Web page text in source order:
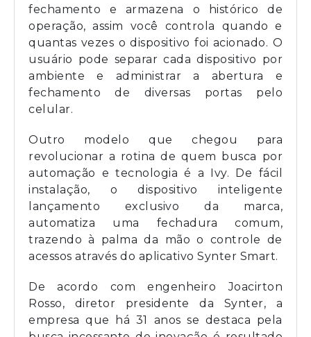
fechamento e armazena o histórico de
operação, assim você controla quando e
quantas vezes o dispositivo foi acionado. O
usuário pode separar cada dispositivo por
ambiente e administrar a abertura e
fechamento de diversas portas pelo
celular.
Outro modelo que chegou para
revolucionar a rotina de quem busca por
automação e tecnologia é a Ivy. De fácil
instalação, o dispositivo inteligente
lançamento exclusivo da marca,
automatiza uma fechadura comum,
trazendo à palma da mão o controle de
acessos através do aplicativo Synter Smart.
De acordo com engenheiro Joacirton
Rosso, diretor presidente da Synter, a
empresa que há 31 anos se destaca pela